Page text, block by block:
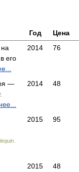
Год Цена
его
2014 76
—
2014 48
2015 95
2015 48